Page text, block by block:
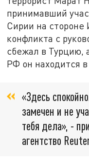
принимавший
Сирии на
конфликта с
сбежал в Турцию,
РФ он находится
«Здесь
замечен и не
тебя дела», -
агентство